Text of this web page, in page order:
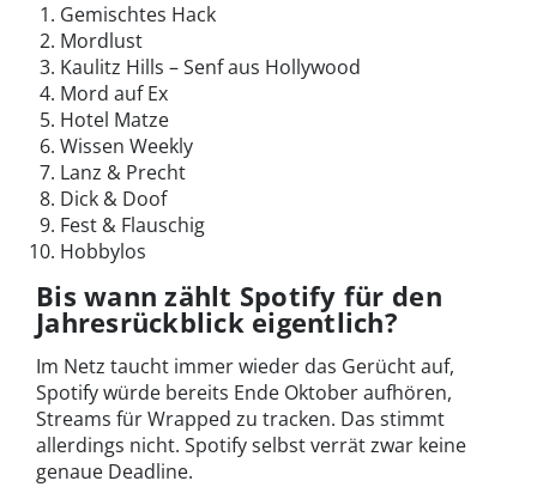
Gemischtes Hack
Mordlust
Kaulitz Hills – Senf aus Hollywood
Mord auf Ex
Hotel Matze
Wissen Weekly
Lanz & Precht
Dick & Doof
Fest & Flauschig
Hobbylos
Bis wann zählt Spotify für den
Jahresrückblick eigentlich?
Im Netz taucht immer wieder das Gerücht auf,
Spotify würde bereits Ende Oktober aufhören,
Streams für Wrapped zu tracken. Das stimmt
allerdings nicht. Spotify selbst verrät zwar keine
genaue Deadline.